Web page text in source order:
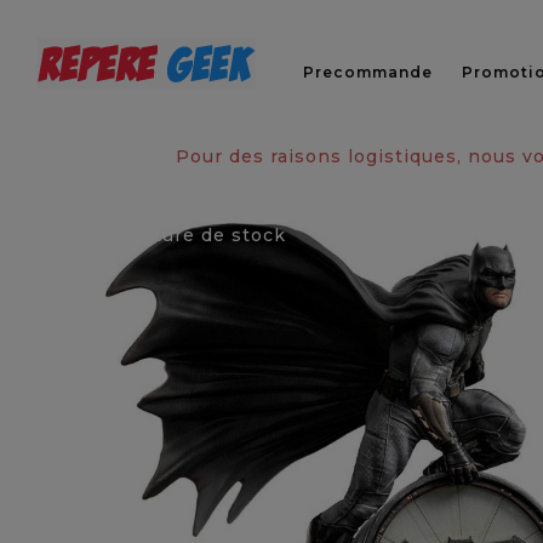
Precommande
Pour des raisons logistiques, nous
Rupture de stock